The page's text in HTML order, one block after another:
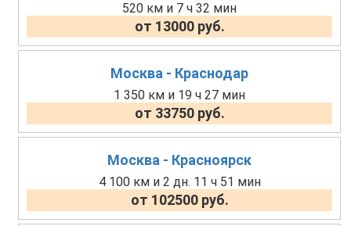
520 км и 7 ч 32 мин
от 13000 руб.
Москва - Краснодар
1 350 км и 19 ч 27 мин
от 33750 руб.
Москва - Красноярск
4 100 км и 2 дн. 11 ч 51 мин
от 102500 руб.